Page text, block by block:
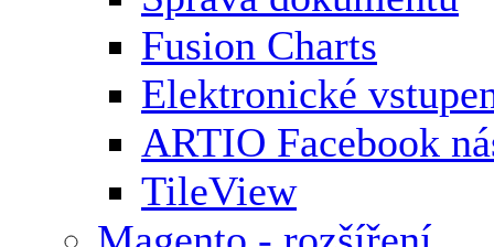
Fusion Charts
Elektronické
ARTIO Facebook
TileView